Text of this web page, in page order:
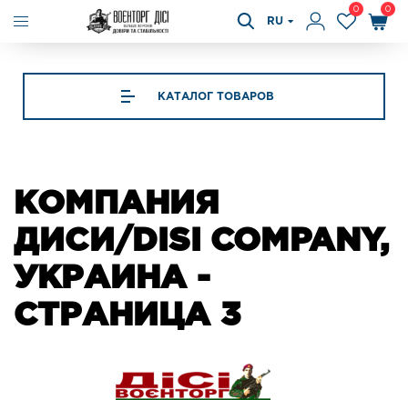
RU
0 0
КАТАЛОГ ТОВАРОВ
КОМПАНИЯ
ДИСИ/DISI COMPANY,
УКРАИНА -
СТРАНИЦА 3